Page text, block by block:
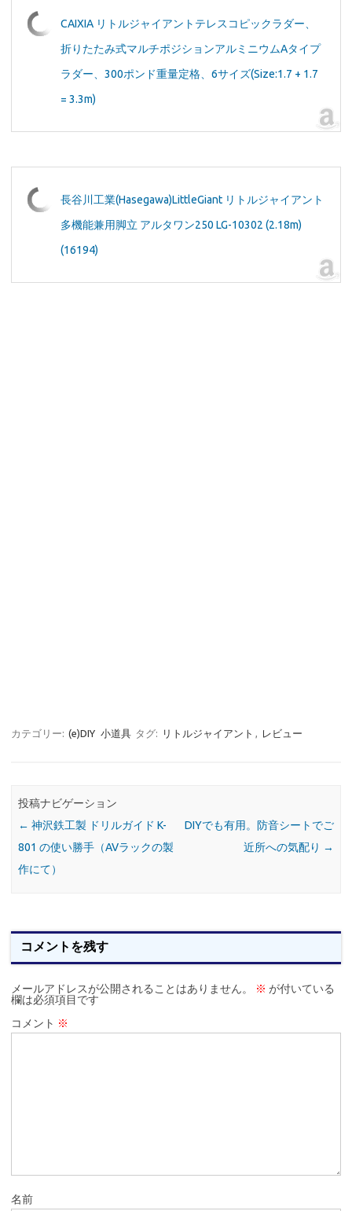
CAIXIA リトルジャイアントテレスコピックラダー、
折りたたみ式マルチポジションアルミニウムAタイプ
ラダー、300ポンド重量定格、6サイズ(Size:1.7 + 1.7
= 3.3m)
長谷川工業(Hasegawa)LittleGiant リトルジャイアント
多機能兼用脚立 アルタワン250 LG-10302 (2.18m)
(16194)
カテゴリー: (e)DIY 小道具 タグ: リトルジャイアント , レビュー
投稿ナビゲーション
← 神沢鉄工製 ドリルガイド K-
801 の使い勝手（AVラックの製
作にて）
DIYでも有用。防音シートでご
近所への気配り →
コメントを残す
メールアドレスが公開されることはありません。 ※ が付いている
欄は必須項目です
コメント ※
名前